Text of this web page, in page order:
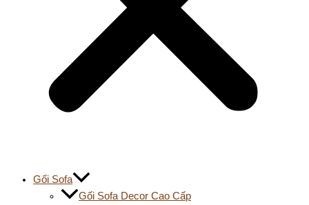
Gối Sofa
Gối Sofa Decor Cao Cấp